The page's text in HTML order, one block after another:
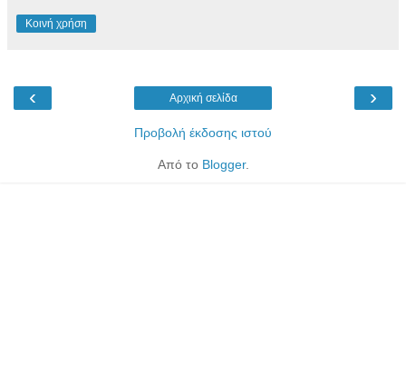
Κοινή χρήση
‹ ›
Αρχική σελίδα
Προβολή έκδοσης ιστού
Από το Blogger.